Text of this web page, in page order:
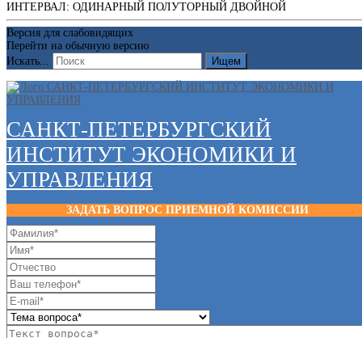
ИНТЕРВАЛ: ОДИНАРНЫЙ ПОЛУТОРНЫЙ ДВОЙНОЙ
Версия для слабовидящих
Перейти на обычную версию
Искать...
Ищем
САНКТ-ПЕТЕРБУРГСКИЙ
ИНСТИТУТ ЭКОНОМИКИ И
УПРАВЛЕНИЯ
ЗАДАТЬ ВОПРОС ПРИЕМНОЙ КОМИССИИ